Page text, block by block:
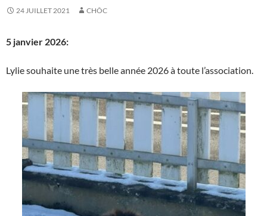
24 JUILLET 2021 CHÔC
5 janvier 2026:
Lylie souhaite une très belle année 2026 à toute l’association.